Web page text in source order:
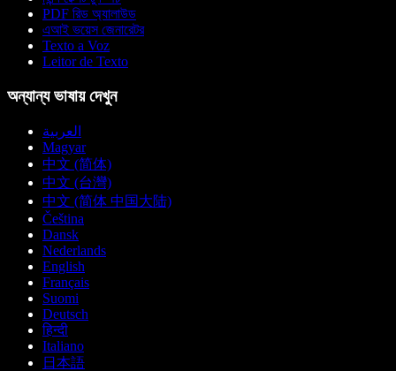
PDF রিড অ্যালাউড
এআই ভয়েস জেনারেটর
Texto a Voz
Leitor de Texto
অন্যান্য ভাষায় দেখুন
العربية
Magyar
中文 (简体)
中文 (台灣)
中文 (简体 中国大陆)
Čeština
Dansk
Nederlands
English
Français
Suomi
Deutsch
हिन्दी
Italiano
日本語